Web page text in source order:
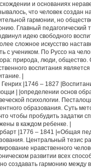
и основаниях
что человек создан
гармонии, но
Главный
идею свободного
сложное искусство
с учеником. По Руссо на
природа, люди, общество.
воспитания
|
Генрих |1746 – 1827
| |определении основ
психологии.
образования. Суть
что чтобы пробудить задатки
в каждом ребенке. |
|1776 – 1841 |«Общая
Центральный тезис
нравственного
развитии всех
создавать гармонию между